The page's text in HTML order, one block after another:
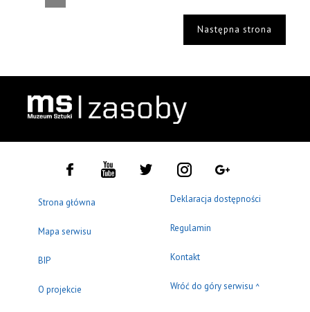
Następna strona
Strona główna
Mapa serwisu
BIP
O projekcie
Deklaracja dostępności
Regulamin
Kontakt
Wróć do góry serwisu ^